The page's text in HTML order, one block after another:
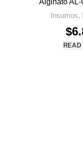
Alginato
Insumos,
$